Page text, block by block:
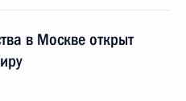
в Москве открыт